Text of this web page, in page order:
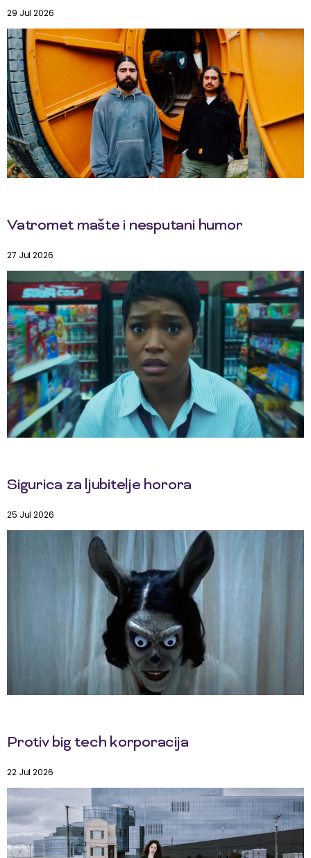
29 Jul 2026
Vatromet mašte i nesputani humor
27 Jul 2026
Sigurica za ljubitelje horora
25 Jul 2026
Protiv big tech korporacija
22 Jul 2026